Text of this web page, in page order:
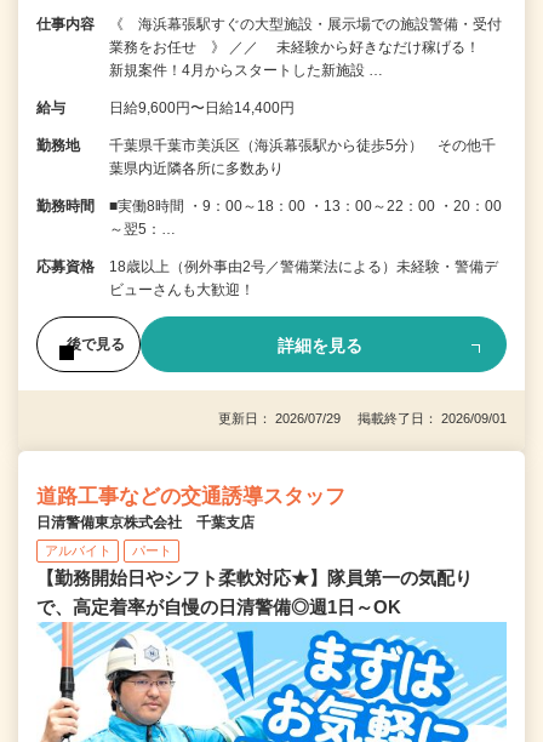
仕事内容
《 海浜幕張駅すぐの大型施設・展示場での施設警備・受付
業務をお任せ 》 ／／ 未経験から好きなだけ稼げる！
新規案件！4月からスタートした新施設 …
給与 日給9,600円〜日給14,400円
勤務地
千葉県千葉市美浜区（海浜幕張駅から徒歩5分） その他千
葉県内近隣各所に多数あり
勤務時間
■実働8時間 ・9：00～18：00 ・13：00～22：00 ・20：00
～翌5：…
応募資格
18歳以上（例外事由2号／警備業法による）未経験・警備デ
ビューさんも大歓迎！
後で見る 詳細を見る
更新日： 2026/07/29 掲載終了日： 2026/09/01
道路工事などの交通誘導スタッフ
日清警備東京株式会社 千葉支店
アルバイト パート
【勤務開始日やシフト柔軟対応★】隊員第一の気配り
で、高定着率が自慢の日清警備◎週1日～OK